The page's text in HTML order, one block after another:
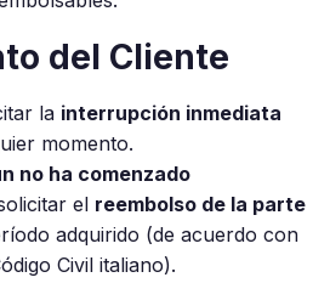
del Cliente
la interrupción inmediata
momento.
no ha comenzado
el reembolso de la parte
adquirido (de acuerdo con
Civil italiano).